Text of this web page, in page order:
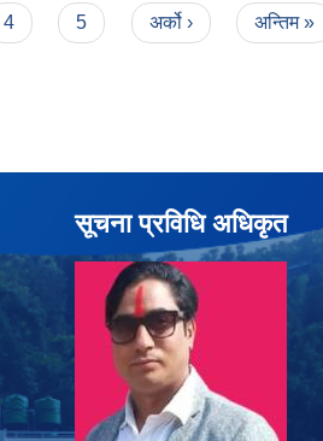
4 5 अर्को › अन्तिम »
सूचना प्रविधि अधिकृत